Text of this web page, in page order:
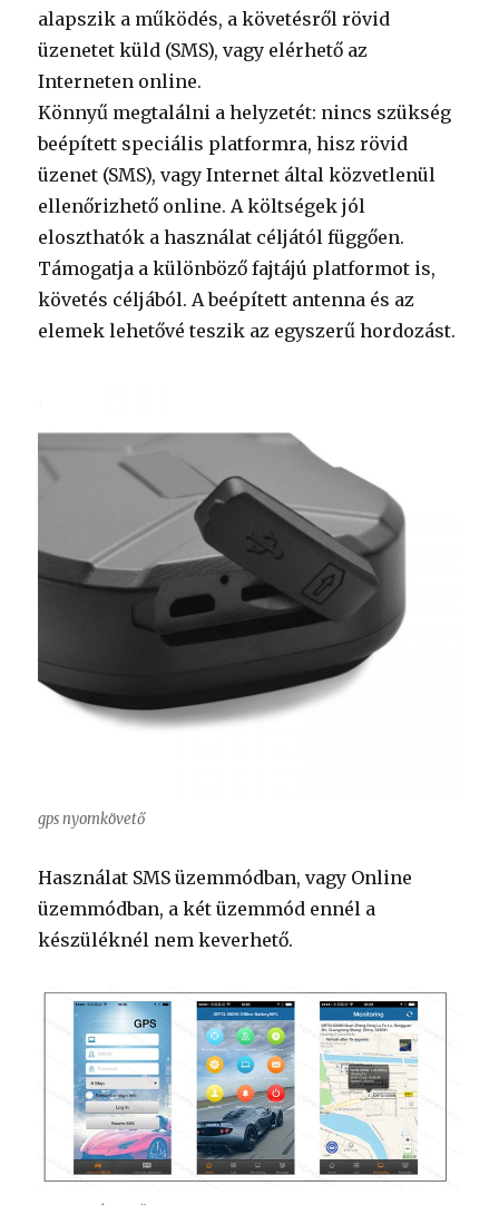
alapszik a működés, a követésről rövid
üzenetet küld (SMS), vagy elérhető az
Interneten online.
Könnyű megtalálni a helyzetét: nincs szükség
beépített speciális platformra, hisz rövid
üzenet (SMS), vagy Internet által közvetlenül
ellenőrizhető online. A költségek jól
eloszthatók a használat céljától függően.
Támogatja a különböző fajtájú platformot is,
követés céljából. A beépített antenna és az
elemek lehetővé teszik az egyszerű hordozást.
gps nyomkövető
Használat SMS üzemmódban, vagy Online
üzemmódban, a két üzemmód ennél a
készüléknél nem keverhető.